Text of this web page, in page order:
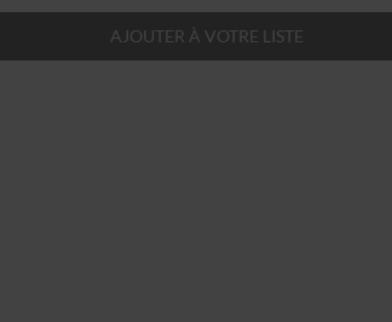
AJOUTER À VOTRE LISTE